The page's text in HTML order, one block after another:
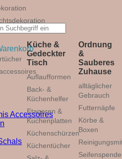
Küche &
Gedeckter
Tisch
Auflaufformen
Back- &
Küchenhelfer
Etageren &
Kuchenplatten
Küchenschürzen
Küchentücher
Ordnung
&
Sauberes
Zuhause
alltäglicher
Gebrauch
Futternäpfe
Körbe &
Boxen
Accessoires